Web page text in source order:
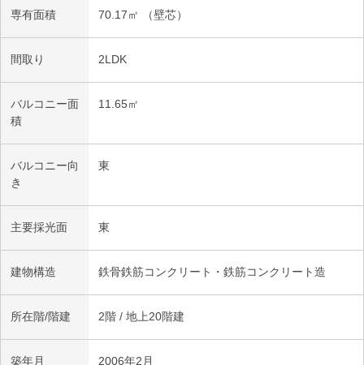
専有面積 70.17㎡ （壁芯）
間取り 2LDK
バルコニー面
積
11.65㎡
バルコニー向
き
東
主要採光面 東
建物構造 鉄骨鉄筋コンクリート・鉄筋コンクリート造
所在階/階建 2階 / 地上20階建
築年月 2006年2月